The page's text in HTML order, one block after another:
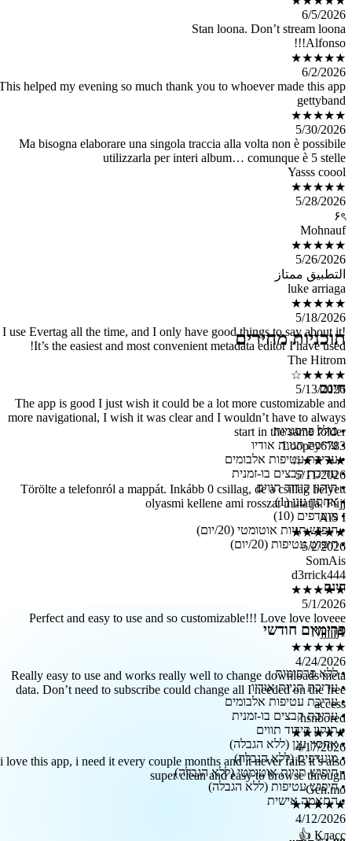
This helped
Ma
I use
It’s
The app
more
Törölte a
Perfect
Really
data.
i love this